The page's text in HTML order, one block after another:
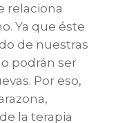
relaciona
Ya que éste
de nuestras
podrán ser
Por eso,
la terapia